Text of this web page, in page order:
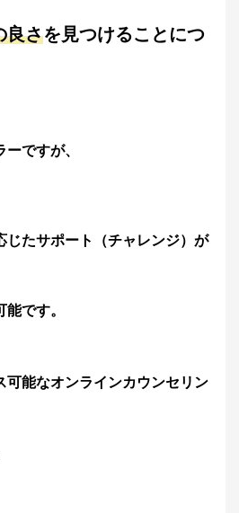
良さを見つけることにつ
ですが、
じたサポート（チャレンジ）が
です。
可能なオンラインカウンセリン